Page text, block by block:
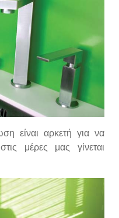
είναι αρκετή για να
μέρες μας γίνεται